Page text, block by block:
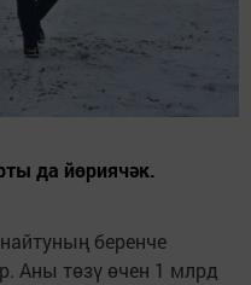
да йөриячәк.
беренче
Аны төзү өчен 1 млрд